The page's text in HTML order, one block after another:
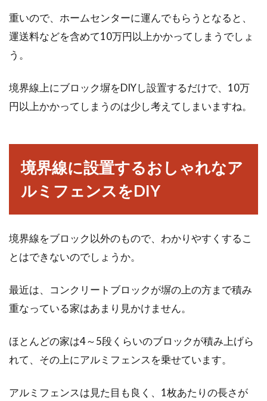
重いので、ホームセンターに運んでもらうとなると、
運送料などを含めて10万円以上かかってしまうでしょ
う。
境界線上にブロック塀をDIYし設置するだけで、10万
円以上かかってしまうのは少し考えてしまいますね。
境界線に設置するおしゃれなア
ルミフェンスをDIY
境界線をブロック以外のもので、わかりやすくするこ
とはできないのでしょうか。
最近は、コンクリートブロックが塀の上の方まで積み
重なっている家はあまり見かけません。
ほとんどの家は4～5段くらいのブロックが積み上げら
れて、その上にアルミフェンスを乗せています。
アルミフェンスは見た目も良く、1枚あたりの長さが